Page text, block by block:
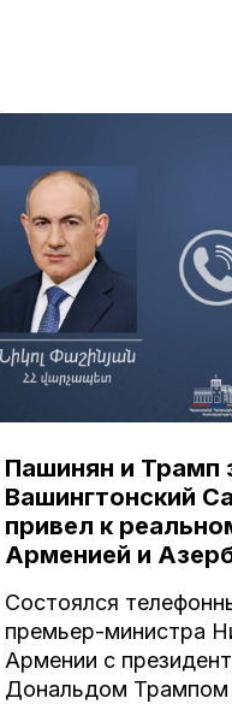
Пашинян и Трамп
Вашингтонский
привел к
Арменией и
Состоялся
премьер-министра
Армении с
Дональдом Трампом